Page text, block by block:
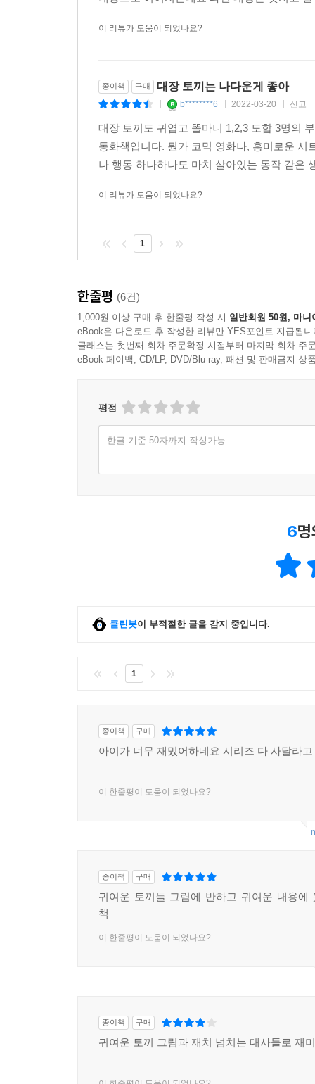
이 리뷰가 도움이 되었나요?
종이책 구매 대장 토끼는 나다운게 좋아
b********6 2022-03-20 신고
대장 토끼도 귀엽고 똘마니 1,2,3 도합 3명의
동화책입니다. 뭔가 코믹 영화나, 흥미로운
나 행동 하나하나도 마치 살아있는 동작 같은
이 리뷰가 도움이 되었나요?
1
한줄평 (6건)
1,000원 이상 구매 후 한줄평 작성 시 일반회원 50원, 마니
eBook은 다운로드 후 작성한 리뷰만 YES포인트 지급됩니
클래스는 첫번째 회차 주문확정 시점부터 마지막 회차 주
eBook 페이백, CD/LP, DVD/Blu-ray, 패션 및 판매금지 상
평점
한글 기준 50자까지 작성가능
6
클린봇이 부적절한 글을 감지 중입니다.
1
종이책 구매
아이가 너무 재밌어하네요 시리즈 다 사달라
이 한줄평이 도움이 되었나요?
종이책 구매
귀여운 토끼들 그림에 반하고 귀여운 내용에
책
이 한줄평이 도움이 되었나요?
종이책 구매
귀여운 토끼 그림과 재치 넘치는 대사들로 재